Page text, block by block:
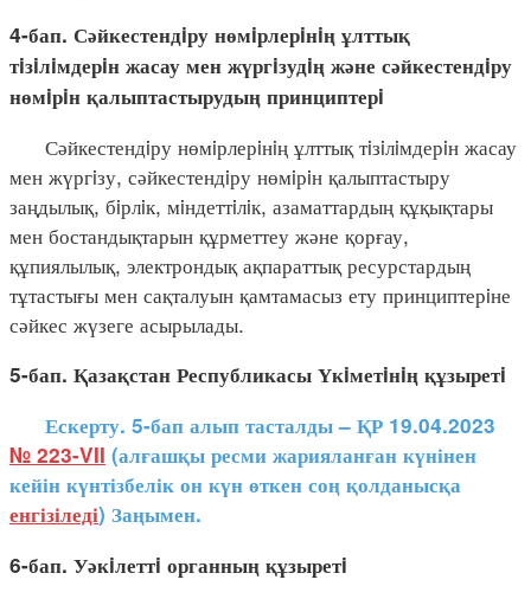
4-бап. Сәйкестендiру нөмiрлерiнiң ұлттық
тiзiлiмдерiн жасау мен жүргiзудiң және сәйкестендiру
нөмiрiн қалыптастырудың принциптерi
Сәйкестендiру нөмiрлерiнiң ұлттық тiзiлiмдерiн жасау
мен жүргiзу, сәйкестендiру нөмiрiн қалыптастыру
заңдылық, бiрлiк, мiндеттiлiк, азаматтардың құқықтары
мен бостандықтарын құрметтеу және қорғау,
құпиялылық, электрондық ақпараттық ресурстардың
тұтастығы мен сақталуын қамтамасыз ету принциптерiне
сәйкес жүзеге асырылады.
5-бап. Қазақстан Республикасы Үкiметiнiң құзыретi
Ескерту. 5-бап алып тасталды – ҚР 19.04.2023
№ 223-VII (алғашқы ресми жарияланған күнінен
кейін күнтізбелік он күн өткен соң қолданысқа
енгізіледі) Заңымен.
6-бап. Уәкiлеттi органның құзыретi